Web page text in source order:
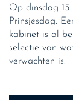
Op dinsdag 15
Prinsjesdag.
kabinet is al
selectie van
verwachten is.